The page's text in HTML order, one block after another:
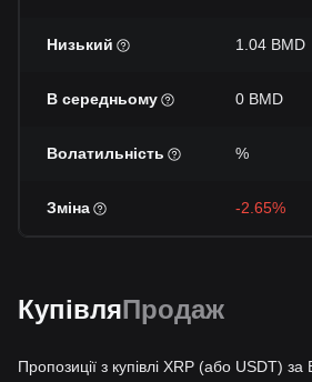
Низький 1.04 BMD
В середньому 0 BMD
Волатильність %
Зміна -2.65%
КупівляПродаж
Пропозиції з купівлі XRP (або USDT)